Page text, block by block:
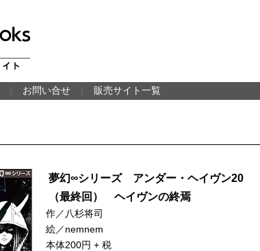
お問い合せ 販売サイト一覧
夢幻∞シリーズ アンダー・ヘイヴン20
（最終回） ヘイヴンの終焉
作／八杉将司
絵／nemnem
本体200円 + 税